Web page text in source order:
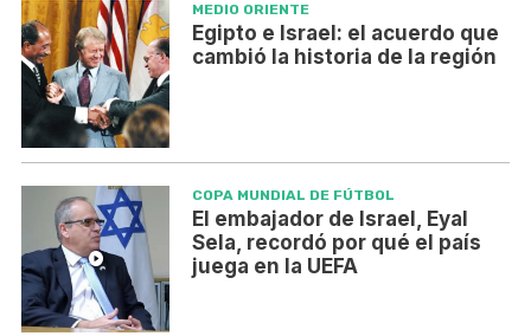
MEDIO ORIENTE
Egipto e Israel: el acuerdo que
cambió la historia de la región
COPA MUNDIAL DE FÚTBOL
El embajador de Israel, Eyal
Sela, recordó por qué el país
juega en la UEFA